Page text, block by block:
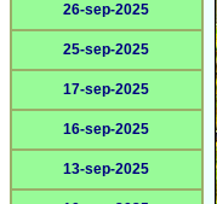
26-sep-2025
25-sep-2025
17-sep-2025
16-sep-2025
13-sep-2025